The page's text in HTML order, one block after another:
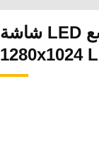
مربع 250cd/M2 19 بوصة مشع LED شاشة